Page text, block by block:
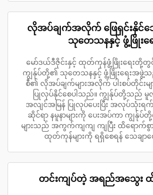
လိုအပ်ချက်အလိုက် ဖြေရှင်းနိုင်
သုတေသနနှင့် ဖွံ့ဖြိုးရ
မော်ဒယ်ဒီဇိုင်းနှင့် ထုတ်ကုန်ဖွံ့ဖြိုးရေးတို့
ကျွန်ုပ်တို့၏ သုတေသနနှင့် ဖွံ့ဖြိုးရေးအဖွဲ့သ
စီ၏ လိုအပ်ချက်များအလိုက် ပါးစပ်တိုင်း
ပြုလုပ်နိုင်စေပါသည်။ ကျွန်ုပ်တို့သည် မူလ
အလျင်အမြန် ပြုလုပ်ပေးပြီး အလုပ်သုံးရ
ဆိုင်ရာ နမူနာများကို ပေးအပ်ကာ ကျွန်ု
များသည် အကွက်ကျကျ ကျပြီး ထိရောက်
ထုတ်ကုန်များကို ရရှိစေရန် သေချာ
တင်းကျပ်တဲ့ အရည်အသွေး ထိ